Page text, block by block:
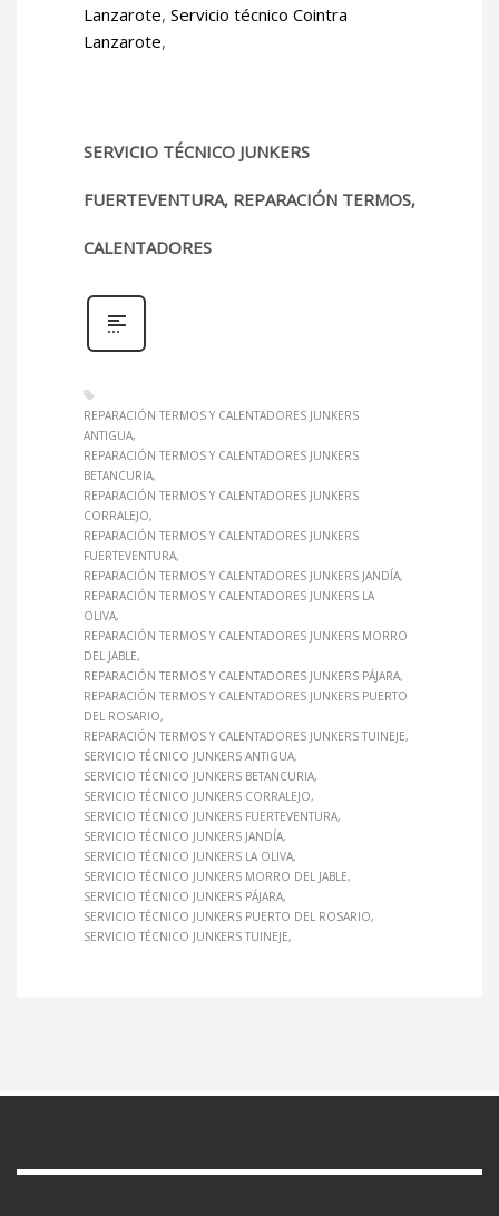
Lanzarote, Servicio técnico Cointra
Lanzarote,
SERVICIO TÉCNICO JUNKERS
FUERTEVENTURA, REPARACIÓN TERMOS,
CALENTADORES
REPARACIÓN TERMOS Y CALENTADORES JUNKERS
ANTIGUA
REPARACIÓN TERMOS Y CALENTADORES JUNKERS
BETANCURIA
REPARACIÓN TERMOS Y CALENTADORES JUNKERS
CORRALEJO
REPARACIÓN TERMOS Y CALENTADORES JUNKERS
FUERTEVENTURA
REPARACIÓN TERMOS Y CALENTADORES JUNKERS JANDÍA
REPARACIÓN TERMOS Y CALENTADORES JUNKERS LA
OLIVA
REPARACIÓN TERMOS Y CALENTADORES JUNKERS MORRO
DEL JABLE
REPARACIÓN TERMOS Y CALENTADORES JUNKERS PÁJARA
REPARACIÓN TERMOS Y CALENTADORES JUNKERS PUERTO
DEL ROSARIO
REPARACIÓN TERMOS Y CALENTADORES JUNKERS TUINEJE
SERVICIO TÉCNICO JUNKERS ANTIGUA
SERVICIO TÉCNICO JUNKERS BETANCURIA
SERVICIO TÉCNICO JUNKERS CORRALEJO
SERVICIO TÉCNICO JUNKERS FUERTEVENTURA
SERVICIO TÉCNICO JUNKERS JANDÍA
SERVICIO TÉCNICO JUNKERS LA OLIVA
SERVICIO TÉCNICO JUNKERS MORRO DEL JABLE
SERVICIO TÉCNICO JUNKERS PÁJARA
SERVICIO TÉCNICO JUNKERS PUERTO DEL ROSARIO
SERVICIO TÉCNICO JUNKERS TUINEJE